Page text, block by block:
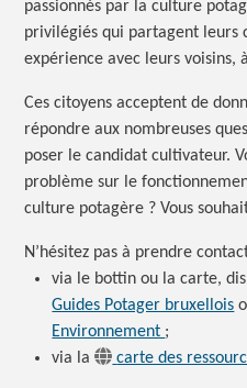
passionnés par la culture
privilégiés qui partagent leurs
expérience avec leurs voisins,
Ces citoyens acceptent de
répondre aux nombreuses
poser le candidat cultivateur.
problème sur le
culture potagère ? Vous
N’hésitez pas à prendre
via le bottin ou la carte,
Guides Potager bruxellois
Environnement ;
via la
carte des